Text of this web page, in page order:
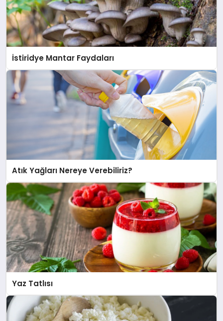
İstiridye Mantar Faydaları
Atık Yağları Nereye Verebiliriz?
Yaz Tatlısı